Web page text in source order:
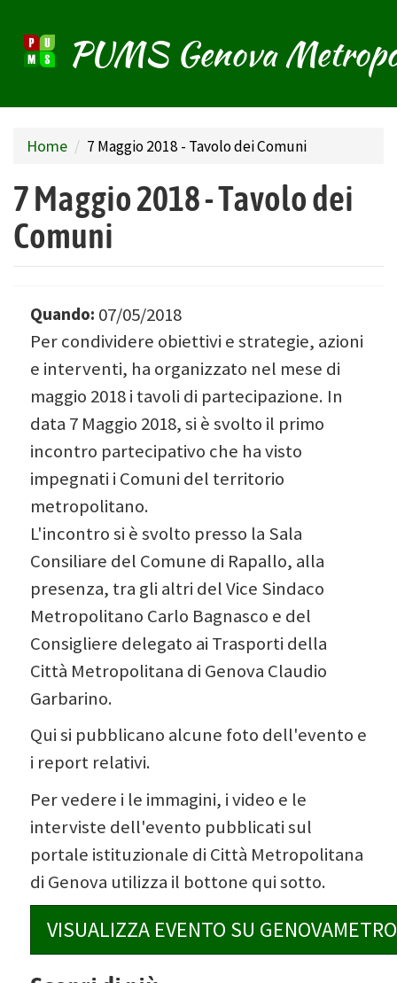
Salta
contenuto
PUMS Genova
Home 7 Maggio 2018 - Tavolo dei Comuni
7 Maggio 2018 - Tavolo dei
Comuni
Quando: 07/05/2018
Per condividere obiettivi e strategie, azioni
e interventi, ha organizzato nel mese di
maggio 2018 i tavoli di partecipazione. In
data 7 Maggio 2018, si è svolto il primo
incontro partecipativo che ha visto
impegnati i Comuni del territorio
metropolitano.
L'incontro si è svolto presso la Sala
Consiliare del Comune di Rapallo, alla
presenza, tra gli altri del Vice Sindaco
Metropolitano Carlo Bagnasco e del
Consigliere delegato ai Trasporti della
Città Metropolitana di Genova Claudio
Garbarino.
Qui si pubblicano alcune foto dell'evento e
i report relativi.
Per vedere i le immagini, i video e le
interviste dell'evento pubblicati sul
portale istituzionale di Città Metropolitana
di Genova utilizza il bottone qui sotto.
VISUALIZZA EVENTO SU